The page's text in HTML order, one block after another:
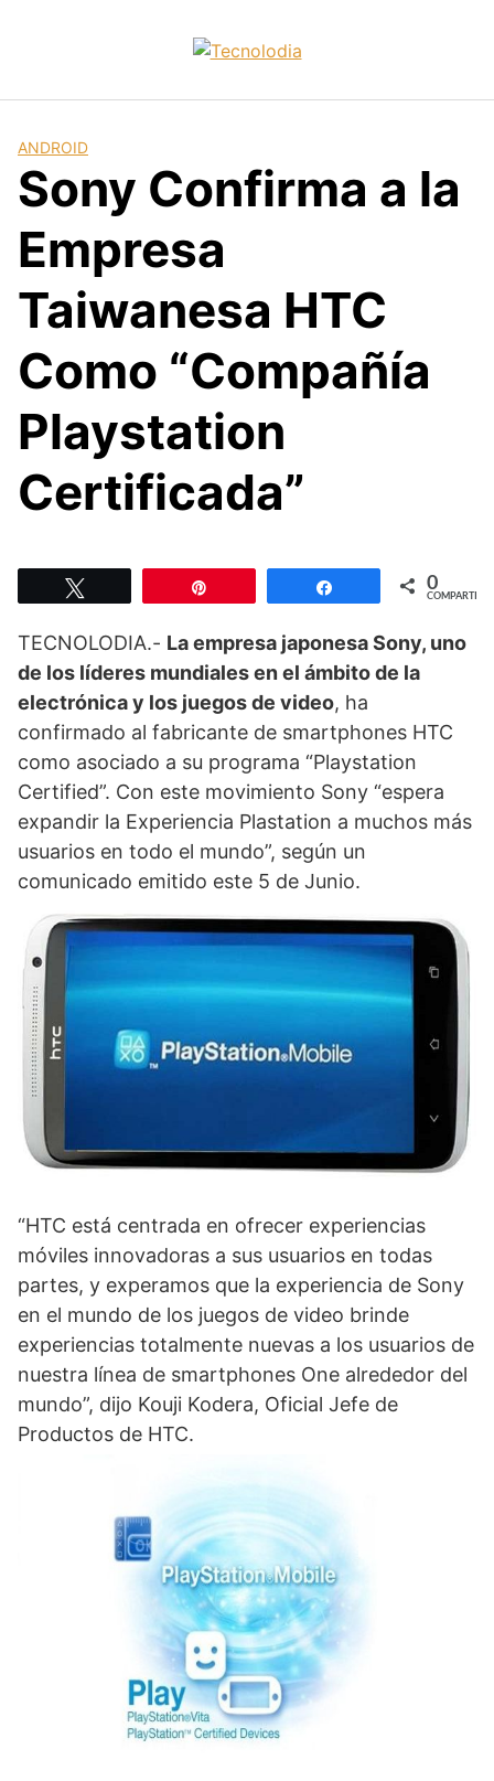
ANDROID
Sony Confirma a la
Empresa
Taiwanesa HTC
Como “Compañía
Playstation
Certificada”
Compartir 0
COMPARTIR
TECNOLODIA.- La empresa japonesa Sony, uno
de los líderes mundiales en el ámbito de la
electrónica y los juegos de video, ha
confirmado al fabricante de smartphones HTC
como asociado a su programa “Playstation
Certified”. Con este movimiento Sony “espera
expandir la Experiencia Plastation a muchos más
usuarios en todo el mundo”, según un
comunicado emitido este 5 de Junio.
“HTC está centrada en ofrecer experiencias
móviles innovadoras a sus usuarios en todas
partes, y experamos que la experiencia de Sony
en el mundo de los juegos de video brinde
experiencias totalmente nuevas a los usuarios de
nuestra línea de smartphones One alrededor del
mundo”, dijo Kouji Kodera, Oficial Jefe de
Productos de HTC.